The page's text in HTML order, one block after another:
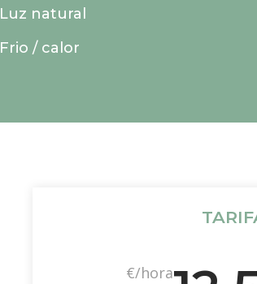
Luz natural
Frio / calor
€/hora